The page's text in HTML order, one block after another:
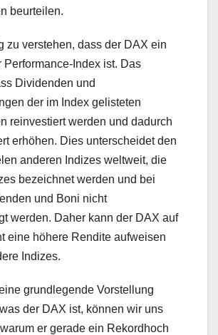
beurteilen.
zu verstehen, dass der DAX ein
Performance-Index ist. Das
Dividenden und
der im Index gelisteten
reinvestiert werden und dadurch
erhöhen. Dies unterscheidet den
anderen Indizes weltweit, die
bezeichnet werden und bei
und Boni nicht
werden. Daher kann der DAX auf
eine höhere Rendite aufweisen
Indizes.
grundlegende Vorstellung
der DAX ist, können wir uns
er gerade ein Rekordhoch